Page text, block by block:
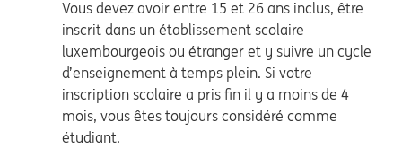
Vous devez avoir entre 15 et 26 ans inclus, être
inscrit dans un établissement scolaire
luxembourgeois ou étranger et y suivre un cycle
d’enseignement à temps plein. Si votre
inscription scolaire a pris fin il y a moins de 4
mois, vous êtes toujours considéré comme
étudiant.